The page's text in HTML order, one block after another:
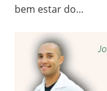
bem estar do…